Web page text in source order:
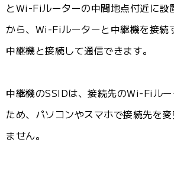
とWi-Fiルーターの中間地点付近に設
から、Wi-Fiルーターと中継機を接続
中継機と接続して通信できます。
中継機のSSIDは、接続先のWi-Fiル
ため、パソコンやスマホで接続先を
ません。